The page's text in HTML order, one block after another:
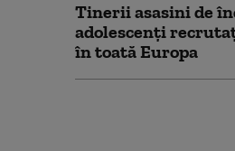
Tinerii asasini de
adolescenți
în toată Europa